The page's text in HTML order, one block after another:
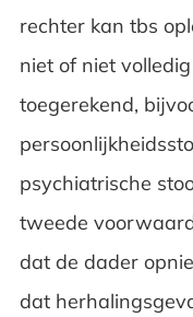
rechter kan tbs
niet of niet
toegerekend,
psychiatrische
tweede
dat de dader
dat